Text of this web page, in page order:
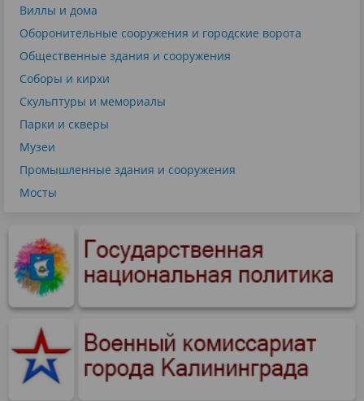
Виллы и дома
Оборонительные сооружения и городские ворота
Общественные здания и сооружения
Соборы и кирхи
Скульптуры и мемориалы
Парки и скверы
Музеи
Промышленные здания и сооружения
Мосты